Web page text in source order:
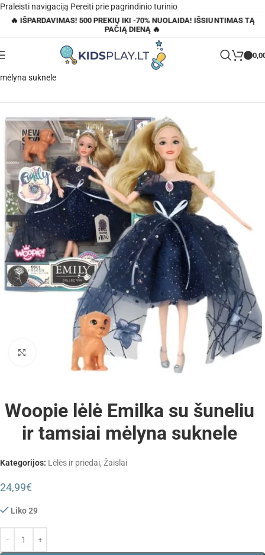
Praleisti navigaciją Pereiti prie pagrindinio turinio
🔥 IŠPARDAVIMAS! 500 PREKIŲ IKI -70% NUOLAIDA! IŠSIUNTIMAS TĄ
PAČIĄ DIENĄ 🔥
Parduotuvė
Woopie lėlė Emilka su šuneliu ir tamsiai
mėlyna suknele
Woopie lėlė Emilka su šuneliu
ir tamsiai mėlyna suknele
Kategorijos: Lėlės ir priedai, Žaislai
24,99€
Liko 29